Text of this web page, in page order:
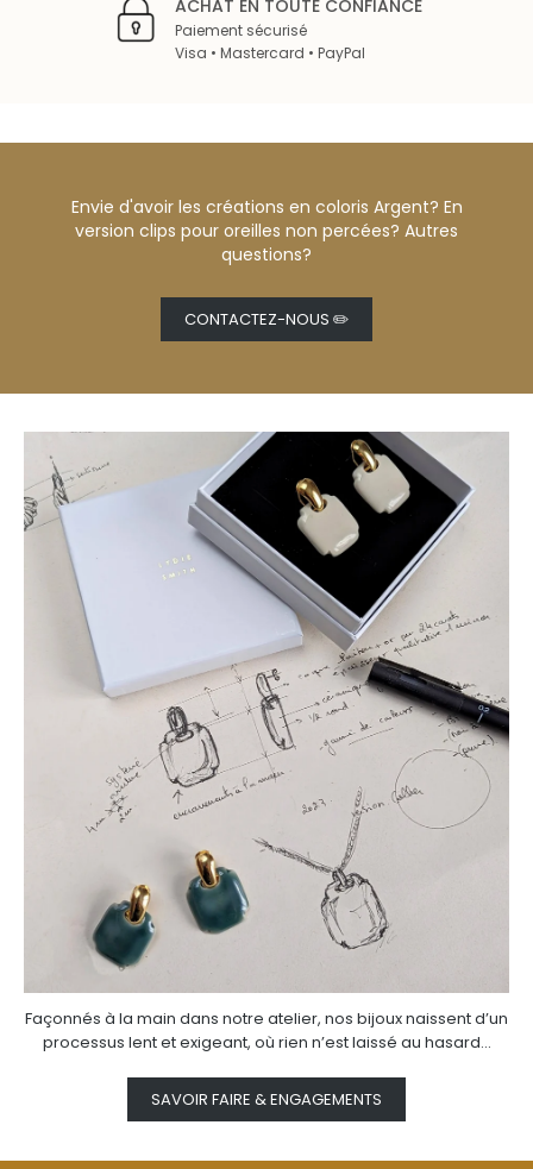
ACHAT EN TOUTE CONFIANCE
Paiement sécurisé
Visa • Mastercard • PayPal
Envie d'avoir les créations en coloris Argent? En
version clips pour oreilles non percées? Autres
questions?
CONTACTEZ-NOUS ✏️
Façonnés à la main dans notre atelier, nos bijoux naissent d’un
processus lent et exigeant, où rien n’est laissé au hasard...
SAVOIR FAIRE & ENGAGEMENTS